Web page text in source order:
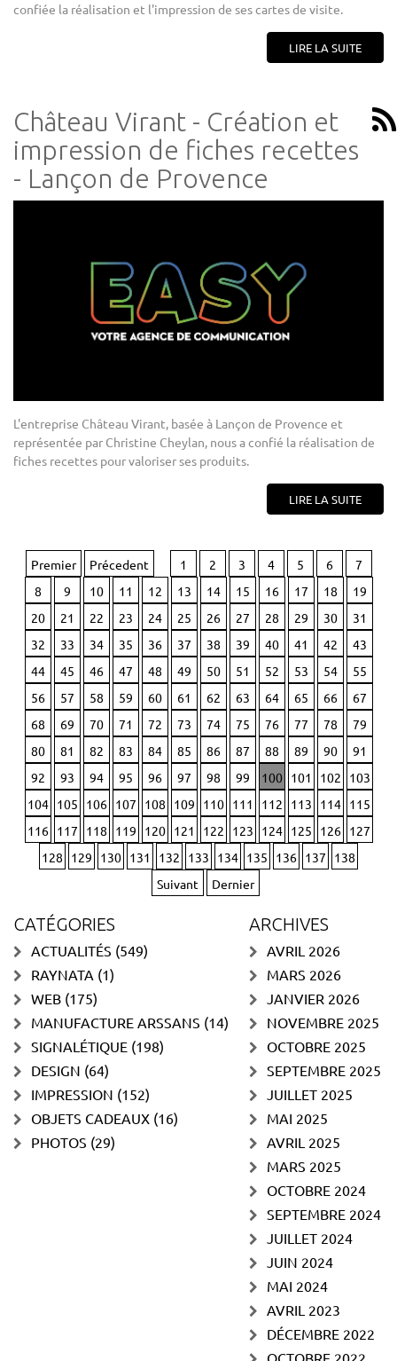
confiée la réalisation et l'impression de ses cartes de visite.
LIRE LA SUITE
Château Virant - Création et
impression de fiches recettes
- Lançon de Provence
L'entreprise Château Virant, basée à Lançon de Provence et
représentée par Christine Cheylan, nous a confié la réalisation de
fiches recettes pour valoriser ses produits.
LIRE LA SUITE
Premier Précedent 1 2 3 4 5 6
7
8
9 10 11 12 13 14 15 16 17 18
19
20
21 22 23 24 25 26 27 28 29 30
31
32
33 34 35 36 37 38 39 40 41 42
43
44
45 46 47 48 49 50 51 52 53 54
55
56
57 58 59 60 61 62 63 64 65 66
67
68
69 70 71 72 73 74 75 76 77 78
79
80
81 82 83 84 85 86 87 88 89 90
91
92
93 94 95 96 97 98 99 100 101 102
103
104 105 106 107 108 109 110 111 112 113 114 115
116 117 118 119 120 121 122 123 124 125 126 127
128
129 130 131 132 133 134 135 136 137
138
Suivant
Dernier
CATÉGORIES
ACTUALITÉS (549)
RAYNATA (1)
WEB (175)
MANUFACTURE ARSSANS (14)
SIGNALÉTIQUE (198)
DESIGN (64)
IMPRESSION (152)
OBJETS CADEAUX (16)
PHOTOS (29)
ARCHIVES
AVRIL 2026
MARS 2026
JANVIER 2026
NOVEMBRE 2025
OCTOBRE 2025
SEPTEMBRE 2025
JUILLET 2025
MAI 2025
AVRIL 2025
MARS 2025
OCTOBRE 2024
SEPTEMBRE 2024
JUILLET 2024
JUIN 2024
MAI 2024
AVRIL 2023
DÉCEMBRE 2022
OCTOBRE 2022